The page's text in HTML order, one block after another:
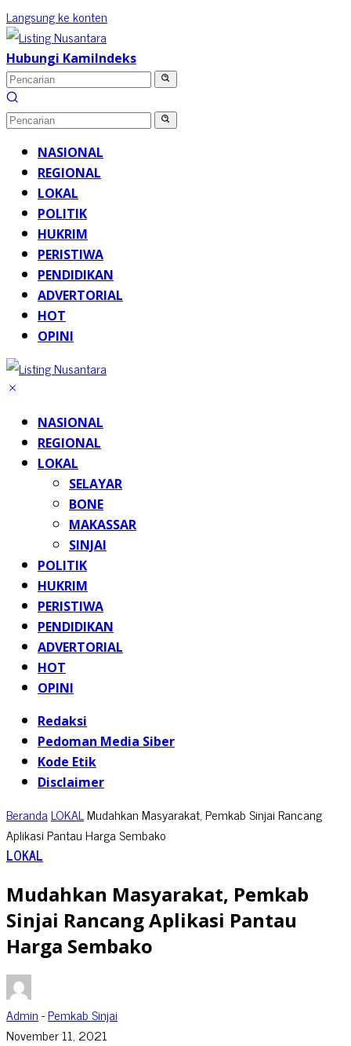
Langsung ke konten
Hubungi KamiIndeks
NASIONAL
REGIONAL
LOKAL
POLITIK
HUKRIM
PERISTIWA
PENDIDIKAN
ADVERTORIAL
HOT
OPINI
NASIONAL
REGIONAL
LOKAL
SELAYAR
BONE
MAKASSAR
SINJAI
POLITIK
HUKRIM
PERISTIWA
PENDIDIKAN
ADVERTORIAL
HOT
OPINI
Redaksi
Pedoman Media Siber
Kode Etik
Disclaimer
BerandaLOKALMudahkan Masyarakat, Pemkab Sinjai Rancang
Aplikasi Pantau Harga Sembako
LOKAL
Mudahkan Masyarakat, Pemkab
Sinjai Rancang Aplikasi Pantau
Harga Sembako
Admin-Pemkab Sinjai
November 11, 2021